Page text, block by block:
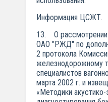
Информация ЦСЖТ.
13. О
ОАО "РЖД" по
2 протокола
железнодорожному
специалистов
марта 2002 г. и
«Методики